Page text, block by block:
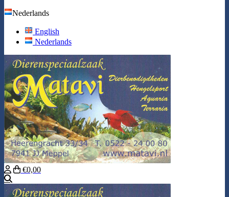
Nederlands
English
Nederlands
€0,00